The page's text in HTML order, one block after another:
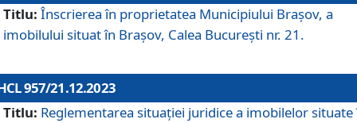
Titlu: Înscrierea în proprietatea Municipiului Brașov, a
imobilului situat în Brașov, Calea București nr. 21.
957/21.12.2023
Titlu: Reglementarea situației juridice a imobilelor situate